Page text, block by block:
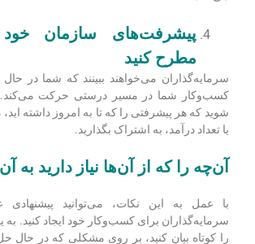
راه حل منحصربه‌فرد خود را
هنگامی که مشکلی را که در حال حل آن هستید
است که در مورد راه حل منحصربه‌فرد خود
محصول یا خدمات شما را با هر چیز دیگری
مردم از محصول یا خدمات شما نسبت به
می‌کنند؟
پیشرفت‌های سازمان
مطرح کنید
سرمایه‌گذاران می‌خواهند ببینند که شما در
کسب‌وکار شما در مسیر درستی حرکت می‌کند.
شوید که هر پیشرفتی را که تا به امروز داشته اید،